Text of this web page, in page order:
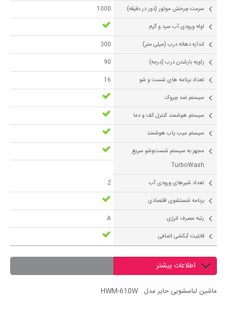
سرعت چرخش موتور (دور در دقیقه)
1000
لوله ورودی آب سرد و گرم
اندازه دهانه درب (میلی متر)
300
زاویه بازشدن درب (درجه)
90
تعداد برنامه های شست و شو
16
سیستم ضد چروک
سیستم هوشمند کنترل کف و دما
سیستم عیب یاب هوشمند
مجهز به سیستم شست‌وشو سریع
TurboWash
تعداد شیرهای ورودی آب
2
برنامه شستشوی اقتصادی
رتبه مصرف انرژی
A
قابلیت آبکشی اضافی
اطلاعات بیشتر
ماشین لباسشویی حایر مدل HWM-610W